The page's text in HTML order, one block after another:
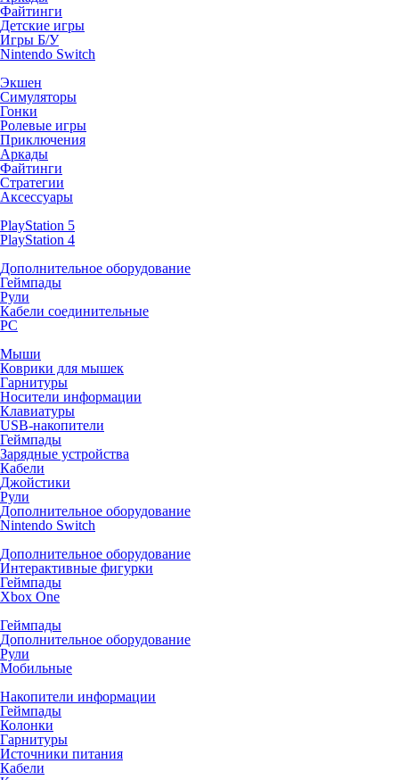
Файтинги
Детские игры
Игры Б/У
Nintendo Switch
Экшен
Симуляторы
Гонки
Ролевые игры
Приключения
Аркады
Файтинги
Стратегии
Аксессуары
PlayStation 5
PlayStation 4
Дополнительное оборудование
Геймпады
Рули
Кабели соединительные
PC
Мыши
Коврики для мышек
Гарнитуры
Носители информации
Клавиатуры
USB-накопители
Геймпады
Зарядные устройства
Кабели
Джойстики
Рули
Дополнительное оборудование
Nintendo Switch
Дополнительное оборудование
Интерактивные фигурки
Геймпады
Xbox One
Геймпады
Дополнительное оборудование
Рули
Мобильные
Накопители информации
Геймпады
Колонки
Гарнитуры
Источники питания
Кабели